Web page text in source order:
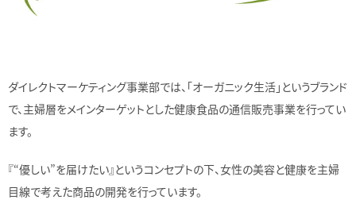
ダイレクトマーケティング事業部では、「オーガニック生活」というブランド
で、主婦層をメインターゲットとした健康食品の通信販売事業を行ってい
ます。
『“優しい”を届けたい』というコンセプトの下、女性の美容と健康を主婦
目線で考えた商品の開発を行っています。